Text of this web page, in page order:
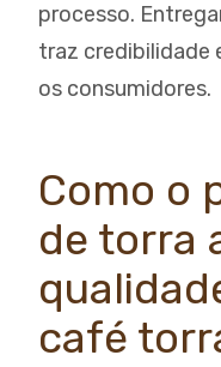
processo.
traz credibilidade
os consumidores.
Como o
de torra
café